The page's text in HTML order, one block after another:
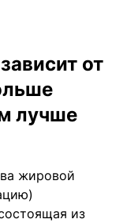
от
лучше
жировой
из